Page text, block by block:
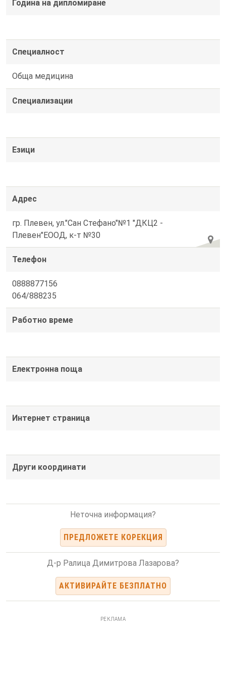
Година на дипломиране
Специалност
Обща медицина
Специализации
Езици
Адрес
гр. Плевен, ул."Сан Стефано"№1 "ДКЦ2 -
Плевен"ЕООД, к-т №30
Телефон
0888877156
064/888235
Работно време
Електронна поща
Интернет страница
Други координати
Неточна информация?
ПРЕДЛОЖЕТЕ КОРЕКЦИЯ
Д-р Ралица Димитрова Лазарова?
АКТИВИРАЙТЕ БЕЗПЛАТНО
РЕКЛАМА